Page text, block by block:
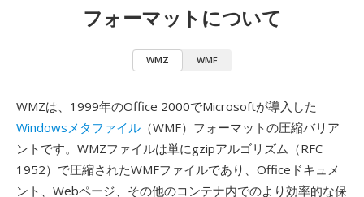
フォーマットについて
WMZ WMF
WMZは、1999年のOffice 2000でMicrosoftが導入した
Windowsメタファイル （WMF）フォーマットの圧縮バリア
ントです。WMZファイルは単にgzipアルゴリズム（RFC
1952）で圧縮されたWMFファイルであり、Officeドキュメ
ント、Webページ、その他のコンテナ内でのより効率的な保